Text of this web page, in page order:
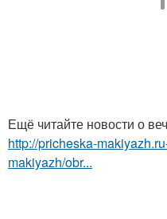
Ещё читайте новости о
http://pricheska-
makiyazh/obr...